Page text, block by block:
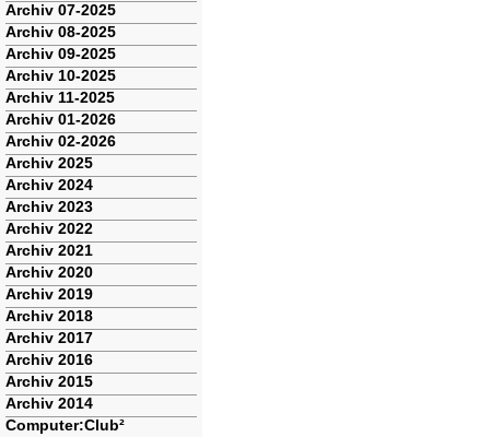
Archiv 07-2025
Archiv 08-2025
Archiv 09-2025
Archiv 10-2025
Archiv 11-2025
Archiv 01-2026
Archiv 02-2026
Archiv 2025
Archiv 2024
Archiv 2023
Archiv 2022
Archiv 2021
Archiv 2020
Archiv 2019
Archiv 2018
Archiv 2017
Archiv 2016
Archiv 2015
Archiv 2014
Computer:Club²